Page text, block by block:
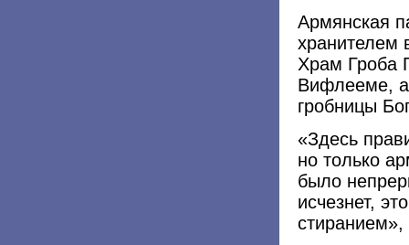
Армянская
хранителем
Храм Гроба
Вифлееме, а
гробницы
«Здесь
но только
было
исчезнет,